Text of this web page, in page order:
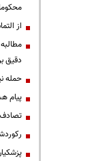
از
دقیق
حمله
پیام
تصادف ۱۲ خودرو در محور یاسوج ـ اصفهان